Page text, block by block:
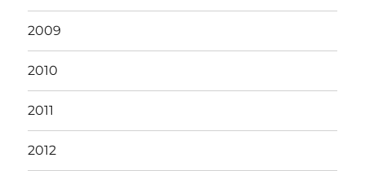
2009
2010
2011
2012